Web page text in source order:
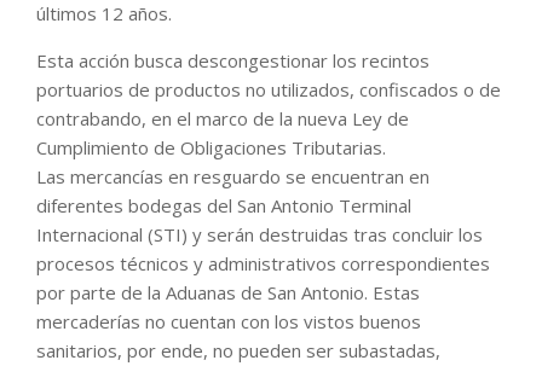
últimos 12 años.
Esta acción busca descongestionar los recintos
portuarios de productos no utilizados, confiscados o de
contrabando, en el marco de la nueva Ley de
Cumplimiento de Obligaciones Tributarias.
Las mercancías en resguardo se encuentran en
diferentes bodegas del San Antonio Terminal
Internacional (STI) y serán destruidas tras concluir los
procesos técnicos y administrativos correspondientes
por parte de la Aduanas de San Antonio. Estas
mercaderías no cuentan con los vistos buenos
sanitarios, por ende, no pueden ser subastadas,